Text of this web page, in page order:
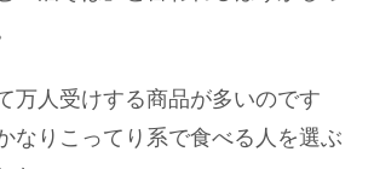
万人受けする商品が多いのです
なりこってり系で食べる人を選ぶ